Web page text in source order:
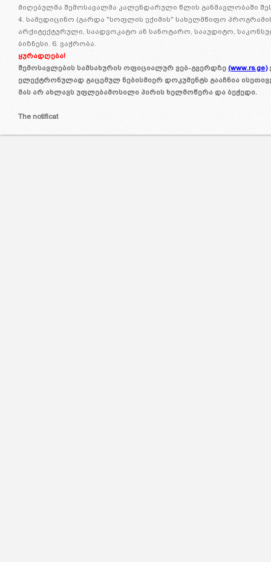
მიღებულმა შემოსავალმა კალენდარული წლის განმავლობაში
4. სამედიცინო (გარდა "სოფლის ექიმის" სახელმწიფო
არქიტექტურული, საადვოკატო ან სანოტარო, სააუდიტო,
ბიზნესი. 6. ვაჭრობა.
ყურადღება!
შემოსავლების სამსახურის ოფიციალურ ვებ-გვერდზე (www.rs.ge)
ელექტრონულად გაცემულ ნებისმიერ დოკუმენტს გააჩნია
მას არ ახლავს უფლებამოსილი პირის ხელმოწერა და ბეჭედი.
The notificat